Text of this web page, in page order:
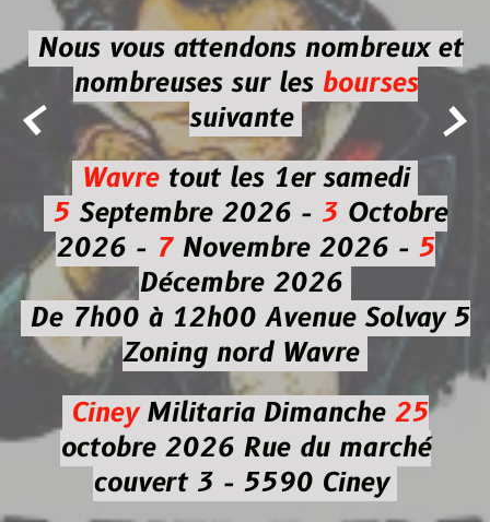
 
Nous vous attendons nombreux et
nombreuses sur les bourses
suivante
Wavretout les 1er samedi
5Septembre 2026 - 3Octobre
2026 -7Novembre 2026 - 5
Décembre 2026
De 7h00 à 12h00 Avenue Solvay 5
Zoning nord Wavre
CineyMilitaria Dimanche 25
octobre 2026Rue du marché
couvert 3 - 5590 Ciney